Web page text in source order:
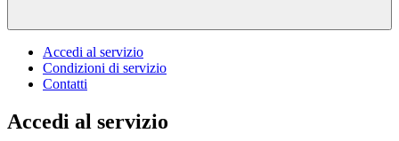
Accedi al servizio
Condizioni di servizio
Contatti
Accedi al servizio